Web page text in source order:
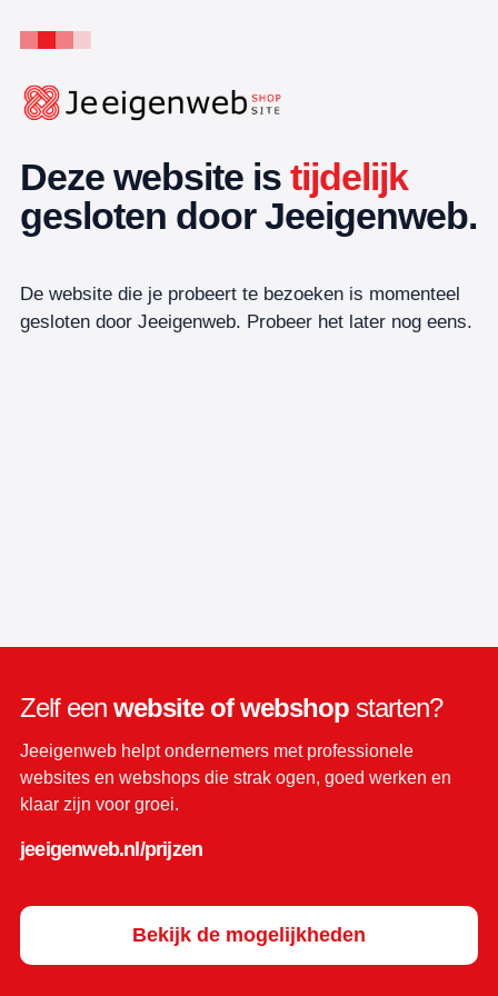
Deze website is tijdelijk
gesloten door Jeeigenweb.
De website die je probeert te bezoeken is momenteel
gesloten door Jeeigenweb. Probeer het later nog eens.
Zelf een website of webshop starten?
Jeeigenweb helpt ondernemers met professionele
websites en webshops die strak ogen, goed werken en
klaar zijn voor groei.
jeeigenweb.nl/prijzen
Bekijk de mogelijkheden